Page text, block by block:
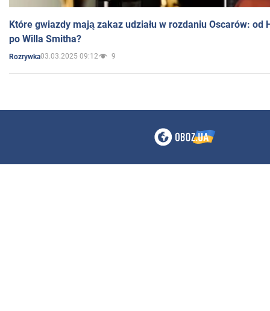
Które gwiazdy mają zakaz udziału w rozdaniu Oscarów: od
po Willa Smitha?
Rozrywka03.03.2025 09:12 9